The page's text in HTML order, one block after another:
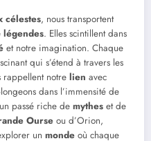
célestes, nous transportent
légendes. Elles scintillent dans
et notre imagination. Chaque
qui s’étend à travers les
rappellent notre lien avec
dans l’immensité de
passé riche de mythes et de
Ourse ou d’Orion,
un monde où chaque